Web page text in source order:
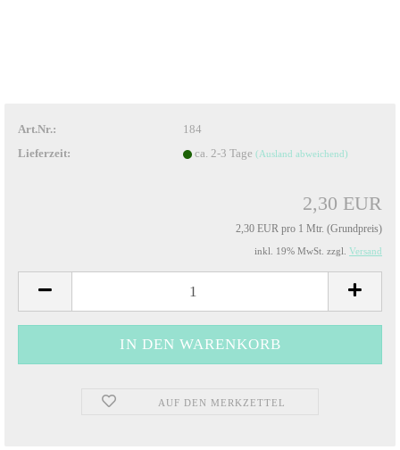
Art.Nr.:
184
Lieferzeit:
ca. 2-3 Tage (Ausland abweichend)
2,30 EUR
2,30 EUR pro 1 Mtr. (Grundpreis)
inkl. 19% MwSt. zzgl. Versand
AUF DEN MERKZETTEL